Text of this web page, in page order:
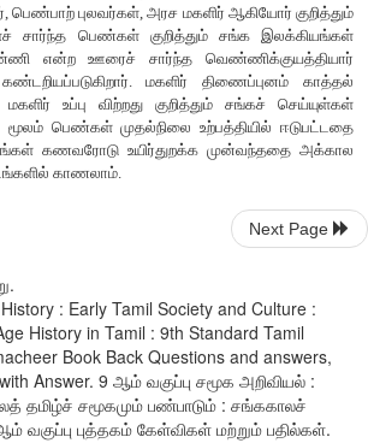
ஓரளவுக்குப் பாதித்திருக்க வேண்டும்.
வனப்பகுதியில் வாழக்
உடல் உழைப்புத் தொழிலாளர்களாக
பகுதிகளில் வேளாண் வளர்ச்சிக்காகச்
உடல் உழைப்பைத் தந்தனர்.
குறித்த செய்திகள் பலவாறு கூறப்படுகின்றன
,பெண்பாற் புலவர்கள்,அரச மகளிர்
சார்ந்த பெண்கள் குறித்தும்
சங்க
வெண்ணி என்ற ஊரைச் சார்ந்த
கண்டறியப்படுகிறார்.மகளிர்
Next Page
: Early Tamil Society and Culture :
History in Tamil : 9th Standard Tamil
Book Back Questions and answers,
Answer. 9 ஆம் வகுப்பு சமூக அறிவியல் :
தமிழ்ச் சமூகமும் பண்பாடும் : சங்ககாலச்
வகுப்பு புத்தகம் கேள்விகள் மற்றும் பதில்கள்.